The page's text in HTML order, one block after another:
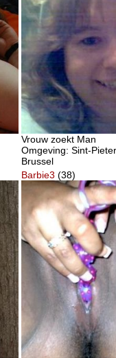
Vrouw zoekt Man
Omgeving: Sint-
Brussel
Barbie3 (38)